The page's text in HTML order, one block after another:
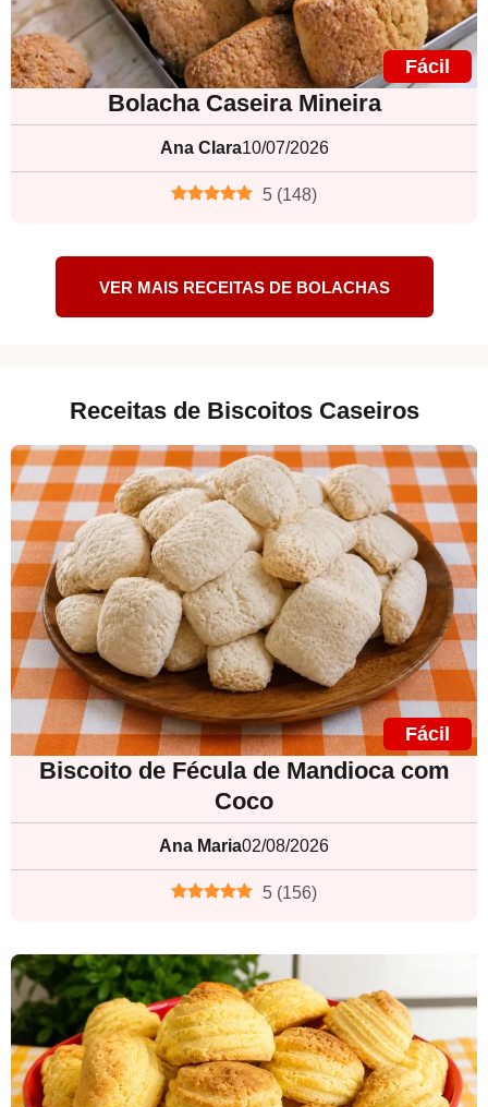
Fácil
Bolacha Caseira Mineira
Ana Clara10/07/2026
5 (148)
VER MAIS RECEITAS DE BOLACHAS
Receitas de Biscoitos Caseiros
Fácil
Biscoito de Fécula de Mandioca com
Coco
Ana Maria02/08/2026
5 (156)